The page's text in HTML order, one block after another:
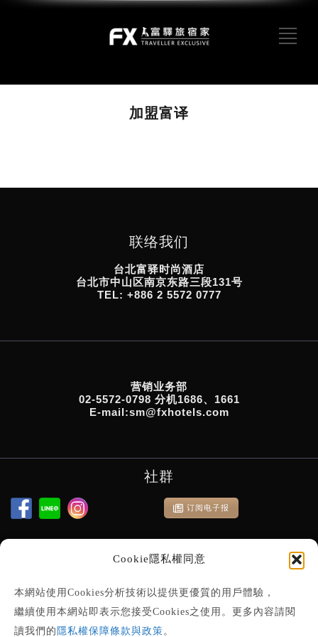
Cookie隱私權同意
本網站使用Cookies分析技術以提供更優質的用戶體驗，
繼續使用本網站即表示您接受Cookies之使用。更多內容請閱
讀我們的 隱私權保障條款與政策。
加盟富译
联络我们
台北富驿时尚酒店
台北市中山区南京东路三段131号
TEL: +886 2 5572 0777
营销业务部
02-5572-0798 分机1686、1661
E-mail:sm@fxhotels.com
社群
订阅电子报